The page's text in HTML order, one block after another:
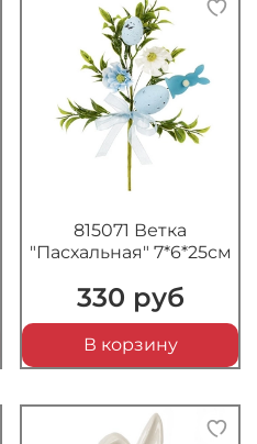
815071 Ветка
"Пасхальная" 7*6*25см
330 руб
В корзину